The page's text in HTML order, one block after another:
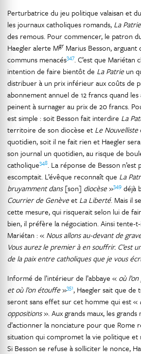
Perturbatrice du jeu politique valaisan et
les journaux catholiques romands, La
des remous. Pour commencer, le patron
Haegler alerte Mgr Marius Besson,
communs menacés347. C’est que
intention de faire bientôt de La Patrie un
distribuer à un prix inférieur aux coûts de
abonnement annuel de 12 francs quand
peinent à surnager au prix de 20 francs.
est simple : soit Besson fait interdire La
territoire de son diocèse et Le Nouvelliste
quotidien, soit il ne fait rien et Haegler
son journal un quotidien, au risque de
catholique348. La réponse de Besson n’est
escomptait. L’évêque reconnaît que La
bruyamment dans[son] diocèse»349 déjà
Courrier de Genèveet La Liberté. Mais il
cette mesure, qui risquerait selon lui de
bien, il préfère la négociation. Ainsi tente-
Mariétan : « Nous allons au-devant de
Vous aurez le premier à en souffrir. C’est
de la paix entre catholiques que je vous
Informé de l’intérieur de l’abbaye « où
et où l’on étouffe»351, Haegler sait que de
seront sans effet sur cet homme qui est «
oppositions». Aux grands maux, les
d’actionner la nonciature pour que Rome
situation qui compromet la vie politique et
Si Besson se refuse à solliciter le nonce,